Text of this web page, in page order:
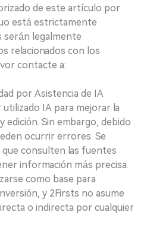
de este artículo por
está estrictamente
legalmente
relacionados con los
contacte a:
por Asistencia de IA
IA para mejorar la
edición. Sin embargo, debido
ocurrir errores. Se
consulten las fuentes
información más precisa.
como base para
y 2Firsts no asume
o indirecta por cualquier